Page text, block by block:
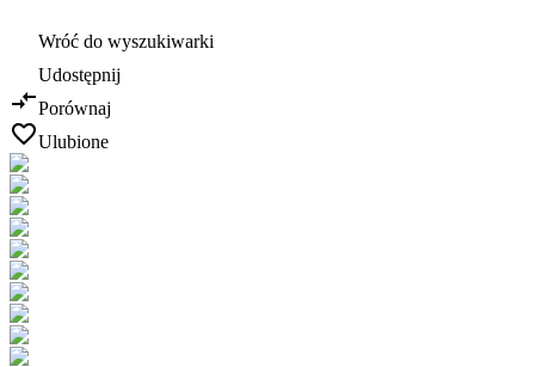
Wróć do wyszukiwarki
Udostępnij
Porównaj
Ulubione